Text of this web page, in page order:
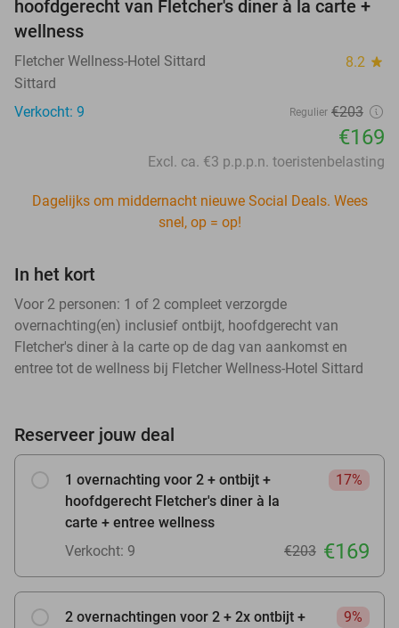
hoofdgerecht van Fletcher's diner à la carte +
wellness
Fletcher Wellness-Hotel Sittard 8.2 star
Sittard
Verkocht: 9
Regulier €203
€169
Excl. ca. €3 p.p.p.n. toeristenbelasting
Dagelijks om middernacht nieuwe Social Deals. Wees
snel, op = op!
In het kort
Voor 2 personen: 1 of 2 compleet verzorgde
overnachting(en) inclusief ontbijt, hoofdgerecht van
Fletcher's diner à la carte op de dag van aankomst en
entree tot de wellness bij Fletcher Wellness-Hotel Sittard
Reserveer jouw deal
1 overnachting voor 2 + ontbijt +
hoofdgerecht Fletcher's diner à la
carte + entree wellness
17%
Verkocht: 9 €203 €169
2 overnachtingen voor 2 + 2x ontbijt +
9%